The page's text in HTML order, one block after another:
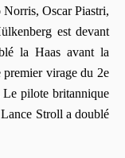
Norris, Oscar Piastri,
est devant
la Haas avant la
premier virage du 2e
pilote britannique
Stroll a doublé